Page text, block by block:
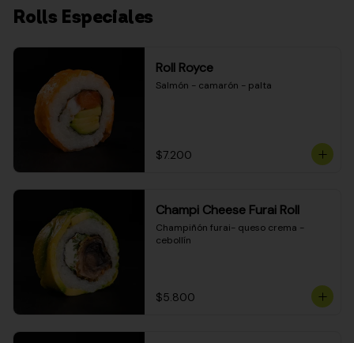
Rolls Especiales
Roll Royce
Salmón - camarón - palta
$7.200
Champi Cheese Furai Roll
Champiñón furai- queso crema -
cebollín
$5.800